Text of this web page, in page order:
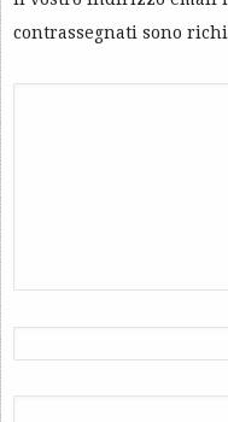
contrassegnati sono